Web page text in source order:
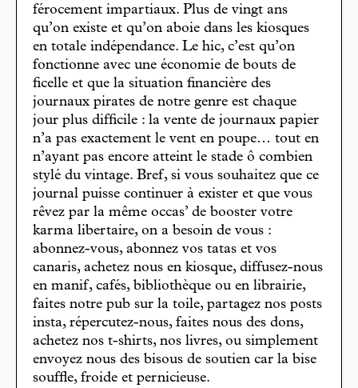
férocement impartiaux. Plus de vingt ans
qu’on existe et qu’on aboie dans les kiosques
en totale indépendance. Le hic, c’est qu’on
fonctionne avec une économie de bouts de
ficelle et que la situation financière des
journaux pirates de notre genre est chaque
jour plus difficile : la vente de journaux papier
n’a pas exactement le vent en poupe… tout en
n’ayant pas encore atteint le stade ô combien
stylé du vintage. Bref, si vous souhaitez que ce
journal puisse continuer à exister et que vous
rêvez par la même occas’ de booster votre
karma libertaire, on a besoin de vous :
abonnez-vous, abonnez vos tatas et vos
canaris, achetez nous en kiosque, diffusez-nous
en manif, cafés, bibliothèque ou en librairie,
faites notre pub sur la toile, partagez nos posts
insta, répercutez-nous, faites nous des dons,
achetez nos t-shirts, nos livres, ou simplement
envoyez nous des bisous de soutien car la bise
souffle, froide et pernicieuse.